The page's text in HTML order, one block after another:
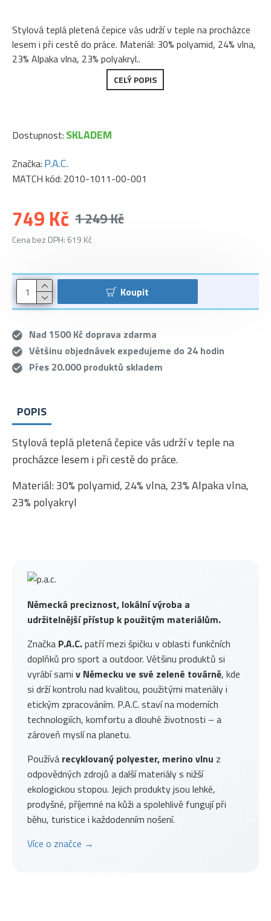
Stylová teplá pletená čepice vás udrží v teple na procházce
lesem i při cestě do práce. Materiál: 30% polyamid, 24% vlna,
23% Alpaka vlna, 23% polyakryl..
CELÝ POPIS
749 Kč 1 249 Kč
Cena bez DPH: 619 Kč
Dostupnost: SKLADEM
Značka: P.A.C.
MATCH kód: 2010-1011-00-001
Koupit
Nad 1500 Kč doprava zdarma
Většinu objednávek expedujeme do 24 hodin
Přes 20.000 produktů skladem
Německá preciznost, lokální výroba a
udržitelnější přístup k použitým materiálům.
Značka P.A.C.patří mezi špičku v oblasti funkčních
doplňků pro sport a outdoor. Většinu produktů si
vyrábí sami v Německu ve své zelené továrně, kde
si drží kontrolu nad kvalitou, použitými materiály i
etickým zpracováním. P.A.C. staví na moderních
technologiích, komfortu a dlouhé životnosti – a
zároveň myslí na planetu.
Používá recyklovaný polyester, merino vlnu z
odpovědných zdrojů a další materiály s nižší
ekologickou stopou. Jejich produkty jsou lehké,
prodyšné, příjemné na kůži a spolehlivě fungují při
běhu, turistice i každodenním nošení.
Více o značce →
POPIS
Stylová teplá pletená čepice vás udrží v teple na
procházce lesem i při cestě do práce.
Materiál: 30% polyamid, 24% vlna, 23% Alpaka vlna,
23% polyakryl